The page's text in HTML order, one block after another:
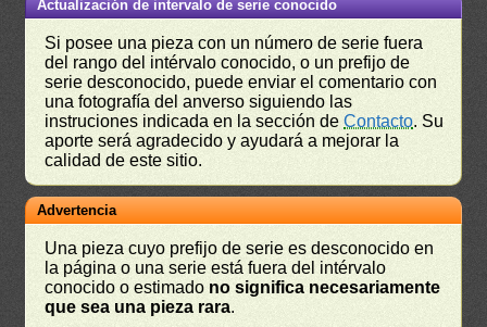
Actualización de intervalo de serie conocido
Si posee una pieza con un número de serie fuera
del rango del intérvalo conocido, o un prefijo de
serie desconocido, puede enviar el comentario con
una fotografía del anverso siguiendo las
instruciones indicada en la sección deContacto. Su
aporte será agradecido y ayudará a mejorar la
calidad de este sitio.
Advertencia
Una pieza cuyo prefijo de serie es desconocido en
la página o una serie está fuera del intérvalo
conocido o estimado no significa necesariamente
que sea una pieza rara.